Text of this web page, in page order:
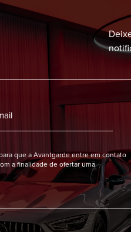
que a Avantgarde entre em contato
a finalidade de ofertar uma